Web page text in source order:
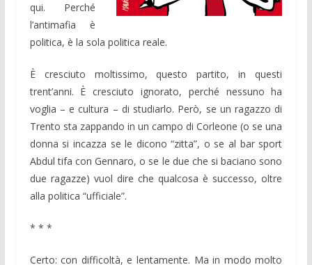
qui. Perché
l’antimafia è
politica, è la sola politica reale.
È cresciuto moltissimo, questo partito, in questi
trent’anni. È cresciuto ignorato, perché nessuno ha
voglia – e cultura – di studiarlo. Però, se un ragazzo di
Trento sta zappando in un campo di Corleone (o se una
donna si incazza se le dicono “zitta”, o se al bar sport
Abdul tifa con Gennaro, o se le due che si baciano sono
due ragazze) vuol dire che qualcosa è successo, oltre
alla politica “ufficiale”.
* * *
Certo: con difficoltà, e lentamente. Ma in modo molto